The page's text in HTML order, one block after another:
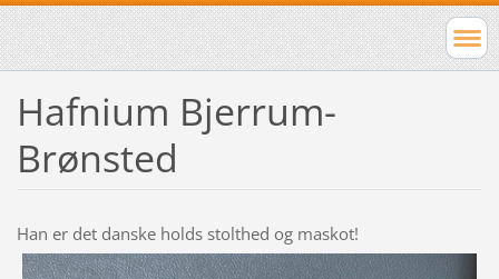
Hafnium Bjerrum-
Brønsted
Han er det danske holds stolthed og maskot!